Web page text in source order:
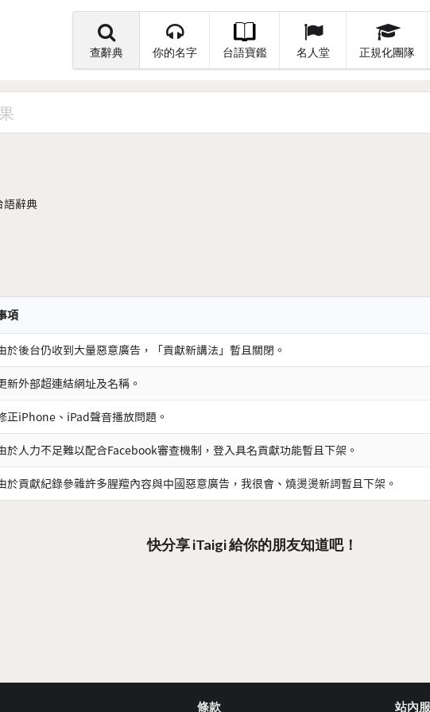
查辭典 你的名字 台語寶鑑 名人堂 正規化團隊
語辭典
項
於後台仍收到大量惡意廣告，「貢獻新講法」暫且關閉。
新外部超連結網址及名稱。
正iPhone、iPad聲音播放問題。
於人力不足難以配合Facebook審查機制，登入具名貢獻功能暫且下架。
於貢獻紀錄參雜許多腥羶內容與中國惡意廣告，我很會、燒燙燙新詞暫且下架。
快分享 iTaigi 給你的朋友知道吧！
條款 站內